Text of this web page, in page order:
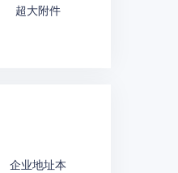
超大附件
企业地址本